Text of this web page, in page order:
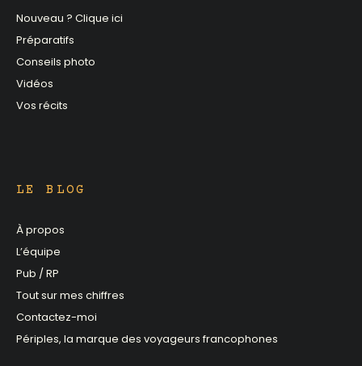
Nouveau ? Clique ici
Préparatifs
Conseils photo
Vidéos
Vos récits
LE BLOG
À propos
L’équipe
Pub / RP
Tout sur mes chiffres
Contactez-moi
Périples, la marque des voyageurs francophones